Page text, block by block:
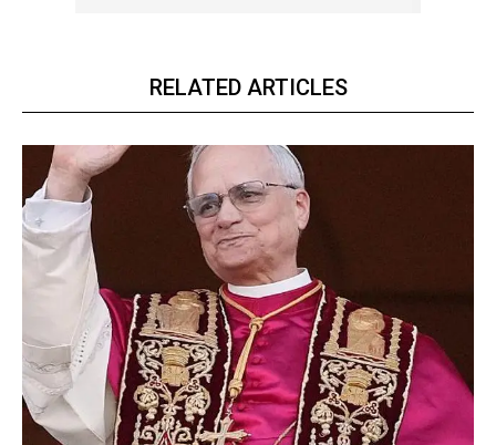
RELATED ARTICLES